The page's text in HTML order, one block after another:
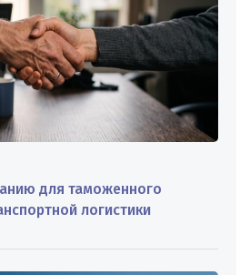
для таможенного
логистики